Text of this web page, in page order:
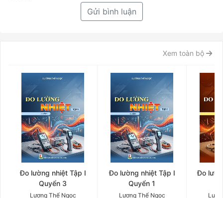
Gửi bình luận
Xem toàn bộ
Đo lường nhiệt Tập I
Quyển 3
Lương Thế Ngọc
Đo lường nhiệt Tập I
Quyển 1
Lương Thế Ngọc
Đo